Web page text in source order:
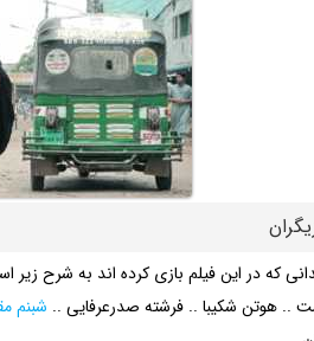
که در این فیلم بازی کرده اند به شرح زیر
.. هوتن شکیبا .. فرشته صدرعرفایی .. شبنم